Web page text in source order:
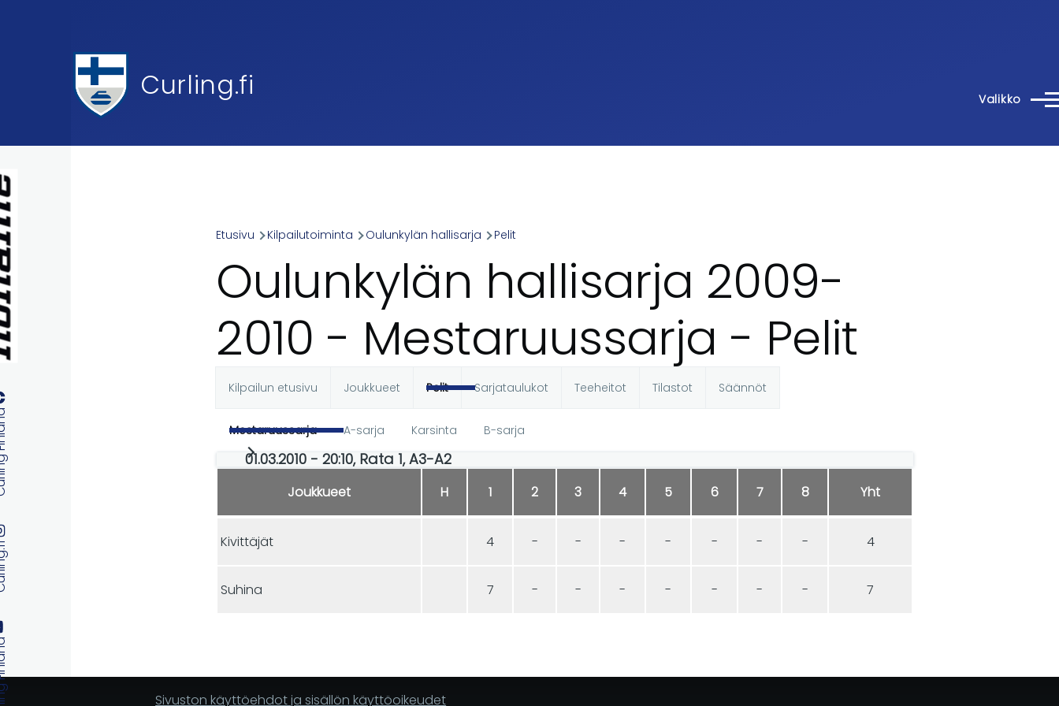
Curling.fi Valikko
Breadcrumb
Etusivu Kilpailutoiminta Oulunkylän hallisarja Pelit
Oulunkylän hallisarja 2009-
2010 - Mestaruussarja - Pelit
välilehdet
Kilpailun etusivu Joukkueet Pelit Sarjataulukot Teeheitot Tilastot Säännöt
Mestaruussarja A-sarja Karsinta B-sarja
01.03.2010 - 20:10, Rata 1, A3-A2
Joukkueet H 1 2 3 4 5 6 7 8 Yht
Kivittäjät 4 - - - - - - - 4
Suhina 7 - - - - - - - 7
Sivuston käyttöehdot ja sisällön käyttöoikeudet